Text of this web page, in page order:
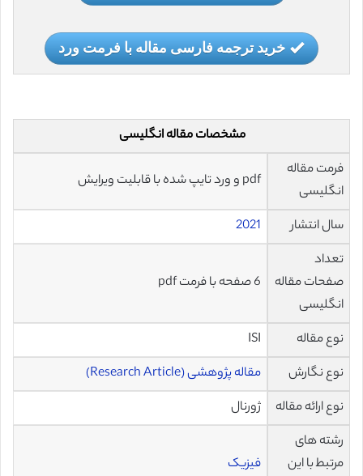
خرید ترجمه فارسی مقاله با فرمت ورد
مشخصات مقاله انگلیسی
فرمت مقاله
انگلیسی
pdf و ورد تایپ شده با قابلیت ویرایش
سال انتشار
2021
تعداد
صفحات مقاله
انگلیسی
6 صفحه با فرمت pdf
نوع مقاله
ISI
نوع نگارش
مقاله پژوهشی (Research Article)
نوع ارائه مقاله
ژورنال
رشته های
مرتبط با این
فیزیک